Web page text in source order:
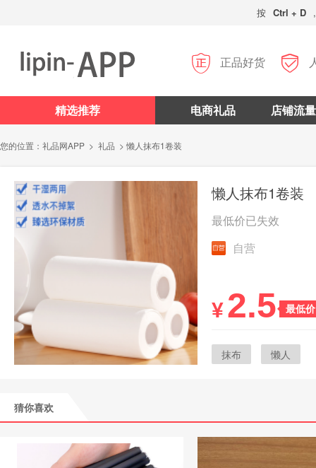
按 Ctrl + D
 正品好货 
精选推荐 电商礼品 店铺流量
您的位置： 礼品网APP > 礼品 > 懒人抹布1卷装
懒人抹布1卷装
最低价已失效
自营
最低价
¥2.5
抹布 懒人
猜你喜欢